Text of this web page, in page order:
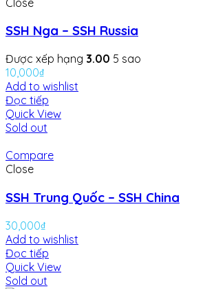
SSH Nga – SSH Russia
Được xếp hạng 3.00 5 sao
10,000₫
Add to wishlist
Đọc tiếp
Quick View
Sold out
Compare
Close
SSH Trung Quốc – SSH China
30,000₫
Add to wishlist
Đọc tiếp
Quick View
Sold out